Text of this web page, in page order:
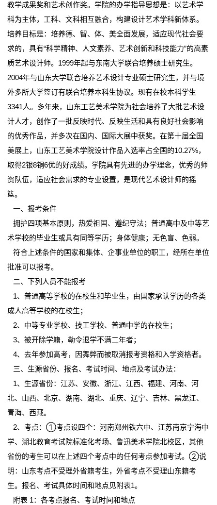
教学成果奖和艺术创作奖。学院的办学指导思想是：以艺术学
科为主体，工科、文科相互融合，构建设计艺术学科新体系。
培养目标是：培养德、智、体、美全面发展，适应现代社会要
求的，具有“科学精神、人文素养、艺术创新和科技能力”的高素
质艺术设计师。1999年起与东南大学联合培养硕士研究生。
2004年与山东大学联合培养艺术设计专业硕士研究生，并与境
外多所大学签订有联合培养本科生协议。现有在校本科学生
3341人。多年来，山东工艺美术学院为社会培养了大批艺术设
计人才，创作了一批反映时代、反映生活和具有良好社会影响
的优秀作品，并多次在国内、国际大展中获奖。在第十届全国
美展上，山东工艺美术学院设计作品入选率占全国的10.27%，
取得2银8铜6优的好成绩。学院具有先进的办学理念，优秀的师
资队伍，适应社会需求的专业设置，是现代艺术设计师的摇
篮。
一、报考条件
拥护四项基本原则，热爱祖国、遵纪守法；普通高中及中等艺
术学校的毕业生或具有同等学历；身体健康；无色盲、色弱。
符合上述条件的国家和集体、企事业单位的职工，经所在单位
批准可以报考。
二、下列人员不能报考
1、普通高等学校的在校生和毕业生，由国家承认学历的各类
成人高等学校的在校生；
2、中等专业学校、技工学校、普通中学的在校生；
3、被开除学籍，勒令退学不满二年者；
4、去年参加高考，因舞弊而被取消报考资格和入学资格者。
三、生源省份、报名、考试时间、地点及考试办法：
1、生源省份：江苏、安徽、浙江、江西、福建、河南、河
北、山西、北京、湖南、湖北、重庆、辽宁、吉林、黑龙江、
青海、西藏。
2、考点：①考点设四个：河南郑州铁六中、江苏南京宁海中
学、湖北教育考试院标准化考场、鲁迅美术学院北校区，其他
省份的考生可以在上述四个考点中的任何考点参加考试。②说
明：山东考点不受理外省籍考生，外省考点不受理山东籍考
生。报名、考试具体时间和地点见附表1。
附表 1：各考点报名、考试时间和地点